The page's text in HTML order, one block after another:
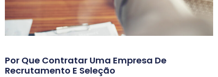
Por Que Contratar Uma Empresa De
Recrutamento E Seleção